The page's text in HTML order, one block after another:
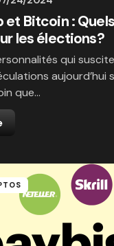
et Bitcoin :
les élections?
qui
aujourd’hui
que…